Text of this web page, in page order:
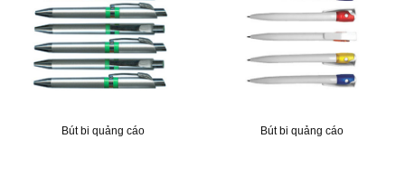
Bút bi quảng cáo Bút bi quảng cáo